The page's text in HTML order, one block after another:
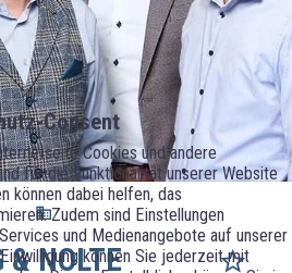
Consent
Cookies und andere
für die Funktionalität unserer Website
können dabei helfen, das
Zudem sind Einstellungen
und Medienangebote auf unserer
können Sie jederzeit mit
& NOLTE